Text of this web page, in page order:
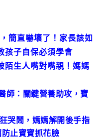
簡直嚇壞了！家長該如
孩子自保必須學會
陌生人嘴對嘴親！媽媽
師：關鍵營養助攻，寶
哭鬧，媽媽解開後手指
止寶寶抓花臉